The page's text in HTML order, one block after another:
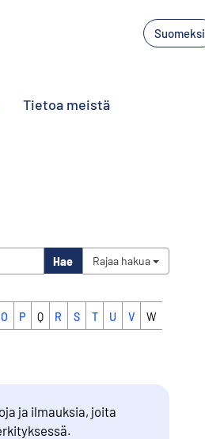
Suomeksi
Tietoa meistä
Hae Rajaa hakua
O P Q R S T U V W
ja ilmauksia, joita